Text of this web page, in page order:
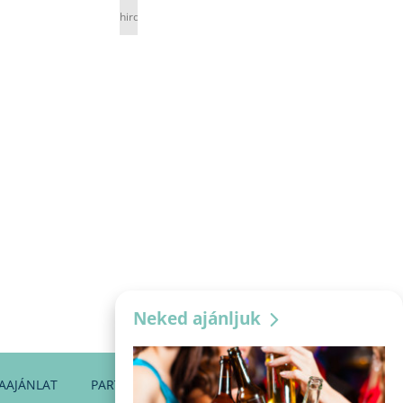
hirdetés
PARTNEREINK KAPCSOLAT
Neked ajánljuk